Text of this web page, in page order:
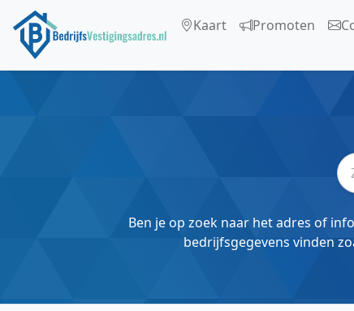
Kaart Promoten
Ben je op zoek naar het adres of
bedrijfsgegevens vinden